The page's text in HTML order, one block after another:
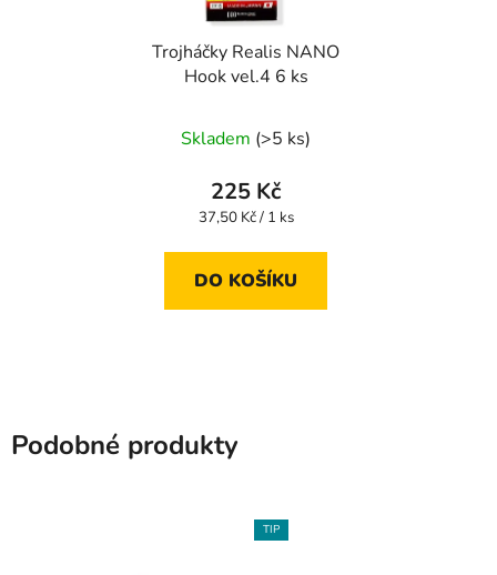
Trojháčky Realis NANO
Hook vel.4 6 ks
Skladem (>5 ks)
225 Kč
Měrná
37,50 Kč / 1 ks
DO KOŠÍKU
Podobné produkty
TIP